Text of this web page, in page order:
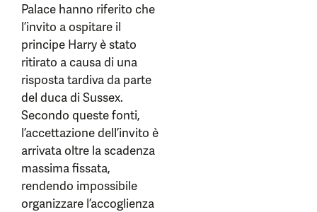
Palace hanno riferito che
l’invito a ospitare il
principe Harry è stato
ritirato a causa di una
risposta tardiva da parte
del duca di Sussex.
Secondo queste fonti,
l’accettazione dell’invito è
arrivata oltre la scadenza
massima fissata,
rendendo impossibile
organizzare l’accoglienza